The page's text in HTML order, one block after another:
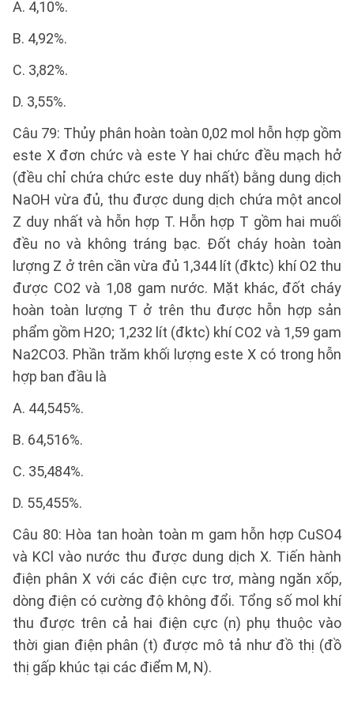
A. 4,10%.
B. 4,92%.
C. 3,82%.
D. 3,55%.
Câu 79: Thủy phân hoàn toàn 0,02 mol hỗn hợp gồm
este X đơn chức và este Y hai chức đều mạch hở
(đều chỉ chứa chức este duy nhất) bằng dung dịch
NaOH vừa đủ, thu được dung dịch chứa một ancol
Z duy nhất và hỗn hợp T. Hỗn hợp T gồm hai muối
đều no và không tráng bạc. Đốt cháy hoàn toàn
lượng Z ở trên cần vừa đủ 1,344 lít (đktc) khí O2 thu
được CO2 và 1,08 gam nước. Mặt khác, đốt cháy
hoàn toàn lượng T ở trên thu được hỗn hợp sản
phẩm gồm H2O; 1,232 lít (đktc) khí CO2 và 1,59 gam
Na2CO3. Phần trăm khối lượng este X có trong hỗn
hợp ban đầu là
A. 44,545%.
B. 64,516%.
C. 35,484%.
D. 55,455%.
Câu 80: Hòa tan hoàn toàn m gam hỗn hợp CuSO4
và KCl vào nước thu được dung dịch X. Tiến hành
điện phân X với các điện cực trơ, màng ngăn xốp,
dòng điện có cường độ không đổi. Tổng số mol khí
thu được trên cả hai điện cực (n) phụ thuộc vào
thời gian điện phân (t) được mô tả như đồ thị (đồ
thị gấp khúc tại các điểm M, N).